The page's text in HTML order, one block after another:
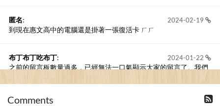
2024-02-19
匿名:
到現在惠文高中的電腦還是掛著一張復活卡 ㄏㄏ
2024-01-22
布丁布丁吃布丁:
之前的留言板數量過多，已經無法一口氣顯示大家的留言了。我們
Comments